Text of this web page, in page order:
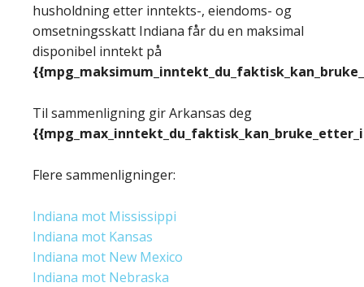
husholdning etter inntekts-, eiendoms- og
omsetningsskatt Indiana får du en maksimal
disponibel inntekt på
Til sammenligning gir Arkansas deg
Flere sammenligninger:
Indiana mot Mississippi
Indiana mot Kansas
Indiana mot New Mexico
Indiana mot Nebraska